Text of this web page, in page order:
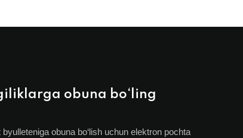
obuna bo‘ling
obuna bo‘lish uchun elektron pochta